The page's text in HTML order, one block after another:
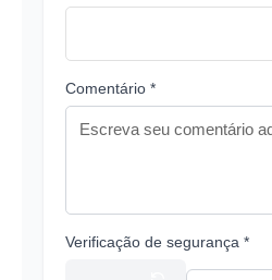
Comentário *
Verificação de segurança *